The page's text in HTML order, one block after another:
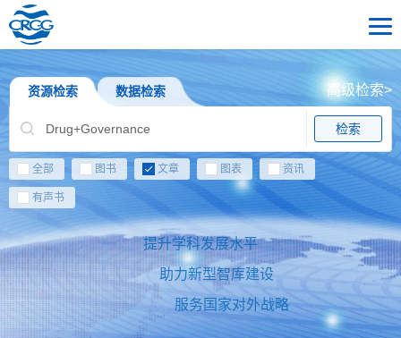
资源检索 数据检索
检索
高级检索>
全部 图书 文章 图表 资讯
有声书
提升学科发展水平
助力新型智库建设
服务国家对外战略